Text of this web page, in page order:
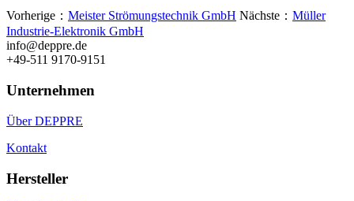
Vorherige： Meister Strömungstechnik GmbH Nächste： Müller
Industrie-Elektronik GmbH
info@deppre.de
+49-511 9170-9151
Unternehmen
Über DEPPRE
Kontakt
Hersteller